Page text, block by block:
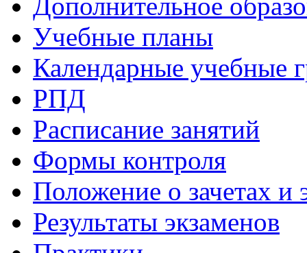
Учебные планы
Календарные учебные
РПД
Расписание занятий
Формы контроля
Положение о зачетах и
Результаты экзаменов